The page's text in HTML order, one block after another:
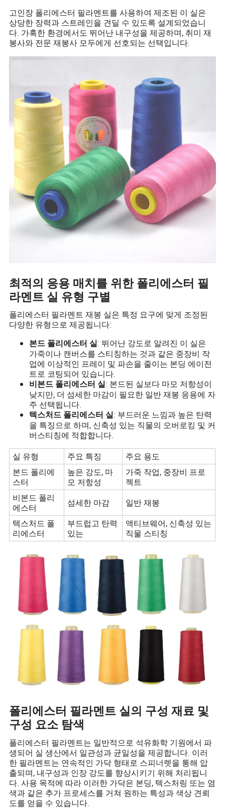
고인장 폴리에스터 필라멘트를 사용하여 제조된 이 실은
상당한 장력과 스트레인을 견딜 수 있도록 설계되었습니
다. 가혹한 환경에서도 뛰어난 내구성을 제공하며, 취미 재
봉사와 전문 재봉사 모두에게 선호되는 선택입니다.
최적의 응용 매치를 위한 폴리에스터 필
라멘트 실 유형 구별
폴리에스터 필라멘트 재봉 실은 특정 요구에 맞게 조정된
다양한 유형으로 제공됩니다:
본드 폴리에스터 실: 뛰어난 강도로 알려진 이 실은
가죽이나 캔버스를 스티칭하는 것과 같은 중장비 작
업에 이상적인 프레이 및 파손을 줄이는 본딩 에이전
트로 코팅되어 있습니다.
비본드 폴리에스터 실: 본드된 실보다 마모 저항성이
낮지만, 더 섬세한 마감이 필요한 일반 재봉 응용에 자
주 선택됩니다.
텍스처드 폴리에스터 실: 부드러운 느낌과 높은 탄력
을 특징으로 하며, 신축성 있는 직물의 오버로킹 및 커
버스티칭에 적합합니다.
실 유형
주요 특징
주요 용도
본드 폴리에
스터
높은 강도, 마
모 저항성
가죽 작업, 중장비 프로
젝트
비본드 폴리
에스터
섬세한 마감
일반 재봉
텍스처드 폴
리에스터
부드럽고 탄력
있는
액티브웨어, 신축성 있는
직물 스티칭
폴리에스터 필라멘트 실의 구성 재료 및
구성 요소 탐색
폴리에스터 필라멘트는 일반적으로 석유화학 기원에서 파
생되어 실 생산에서 일관성과 균일성을 제공합니다. 이러
한 필라멘트는 연속적인 가닥 형태로 스피너렛을 통해 압
출되며, 내구성과 인장 강도를 향상시키기 위해 처리됩니
다. 사용 목적에 따라 이러한 가닥은 본딩, 텍스처링 또는 염
색과 같은 추가 프로세스를 거쳐 원하는 특성과 색상 견뢰
도를 얻을 수 있습니다.